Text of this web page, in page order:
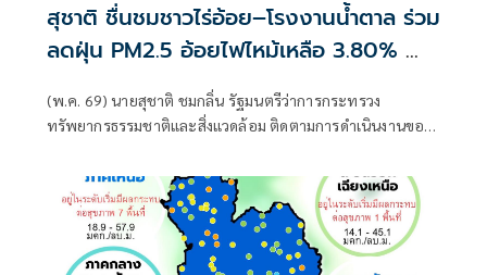
สุชาติ ชื่นชมชาวไร่อ้อย–โรงงานน้ำตาล ร่วม
ลดฝุ่น PM2.5 อ้อยไฟไหม้เหลือ 3.80% ต่ำ
(พ.ค. 69) นายสุชาติ ชมกลิ่น รัฐมนตรีว่าการกระทรวง
ทรัพยากรธรรมชาติและสิ่งแวดล้อม ติดตามการดำเนินงานของ